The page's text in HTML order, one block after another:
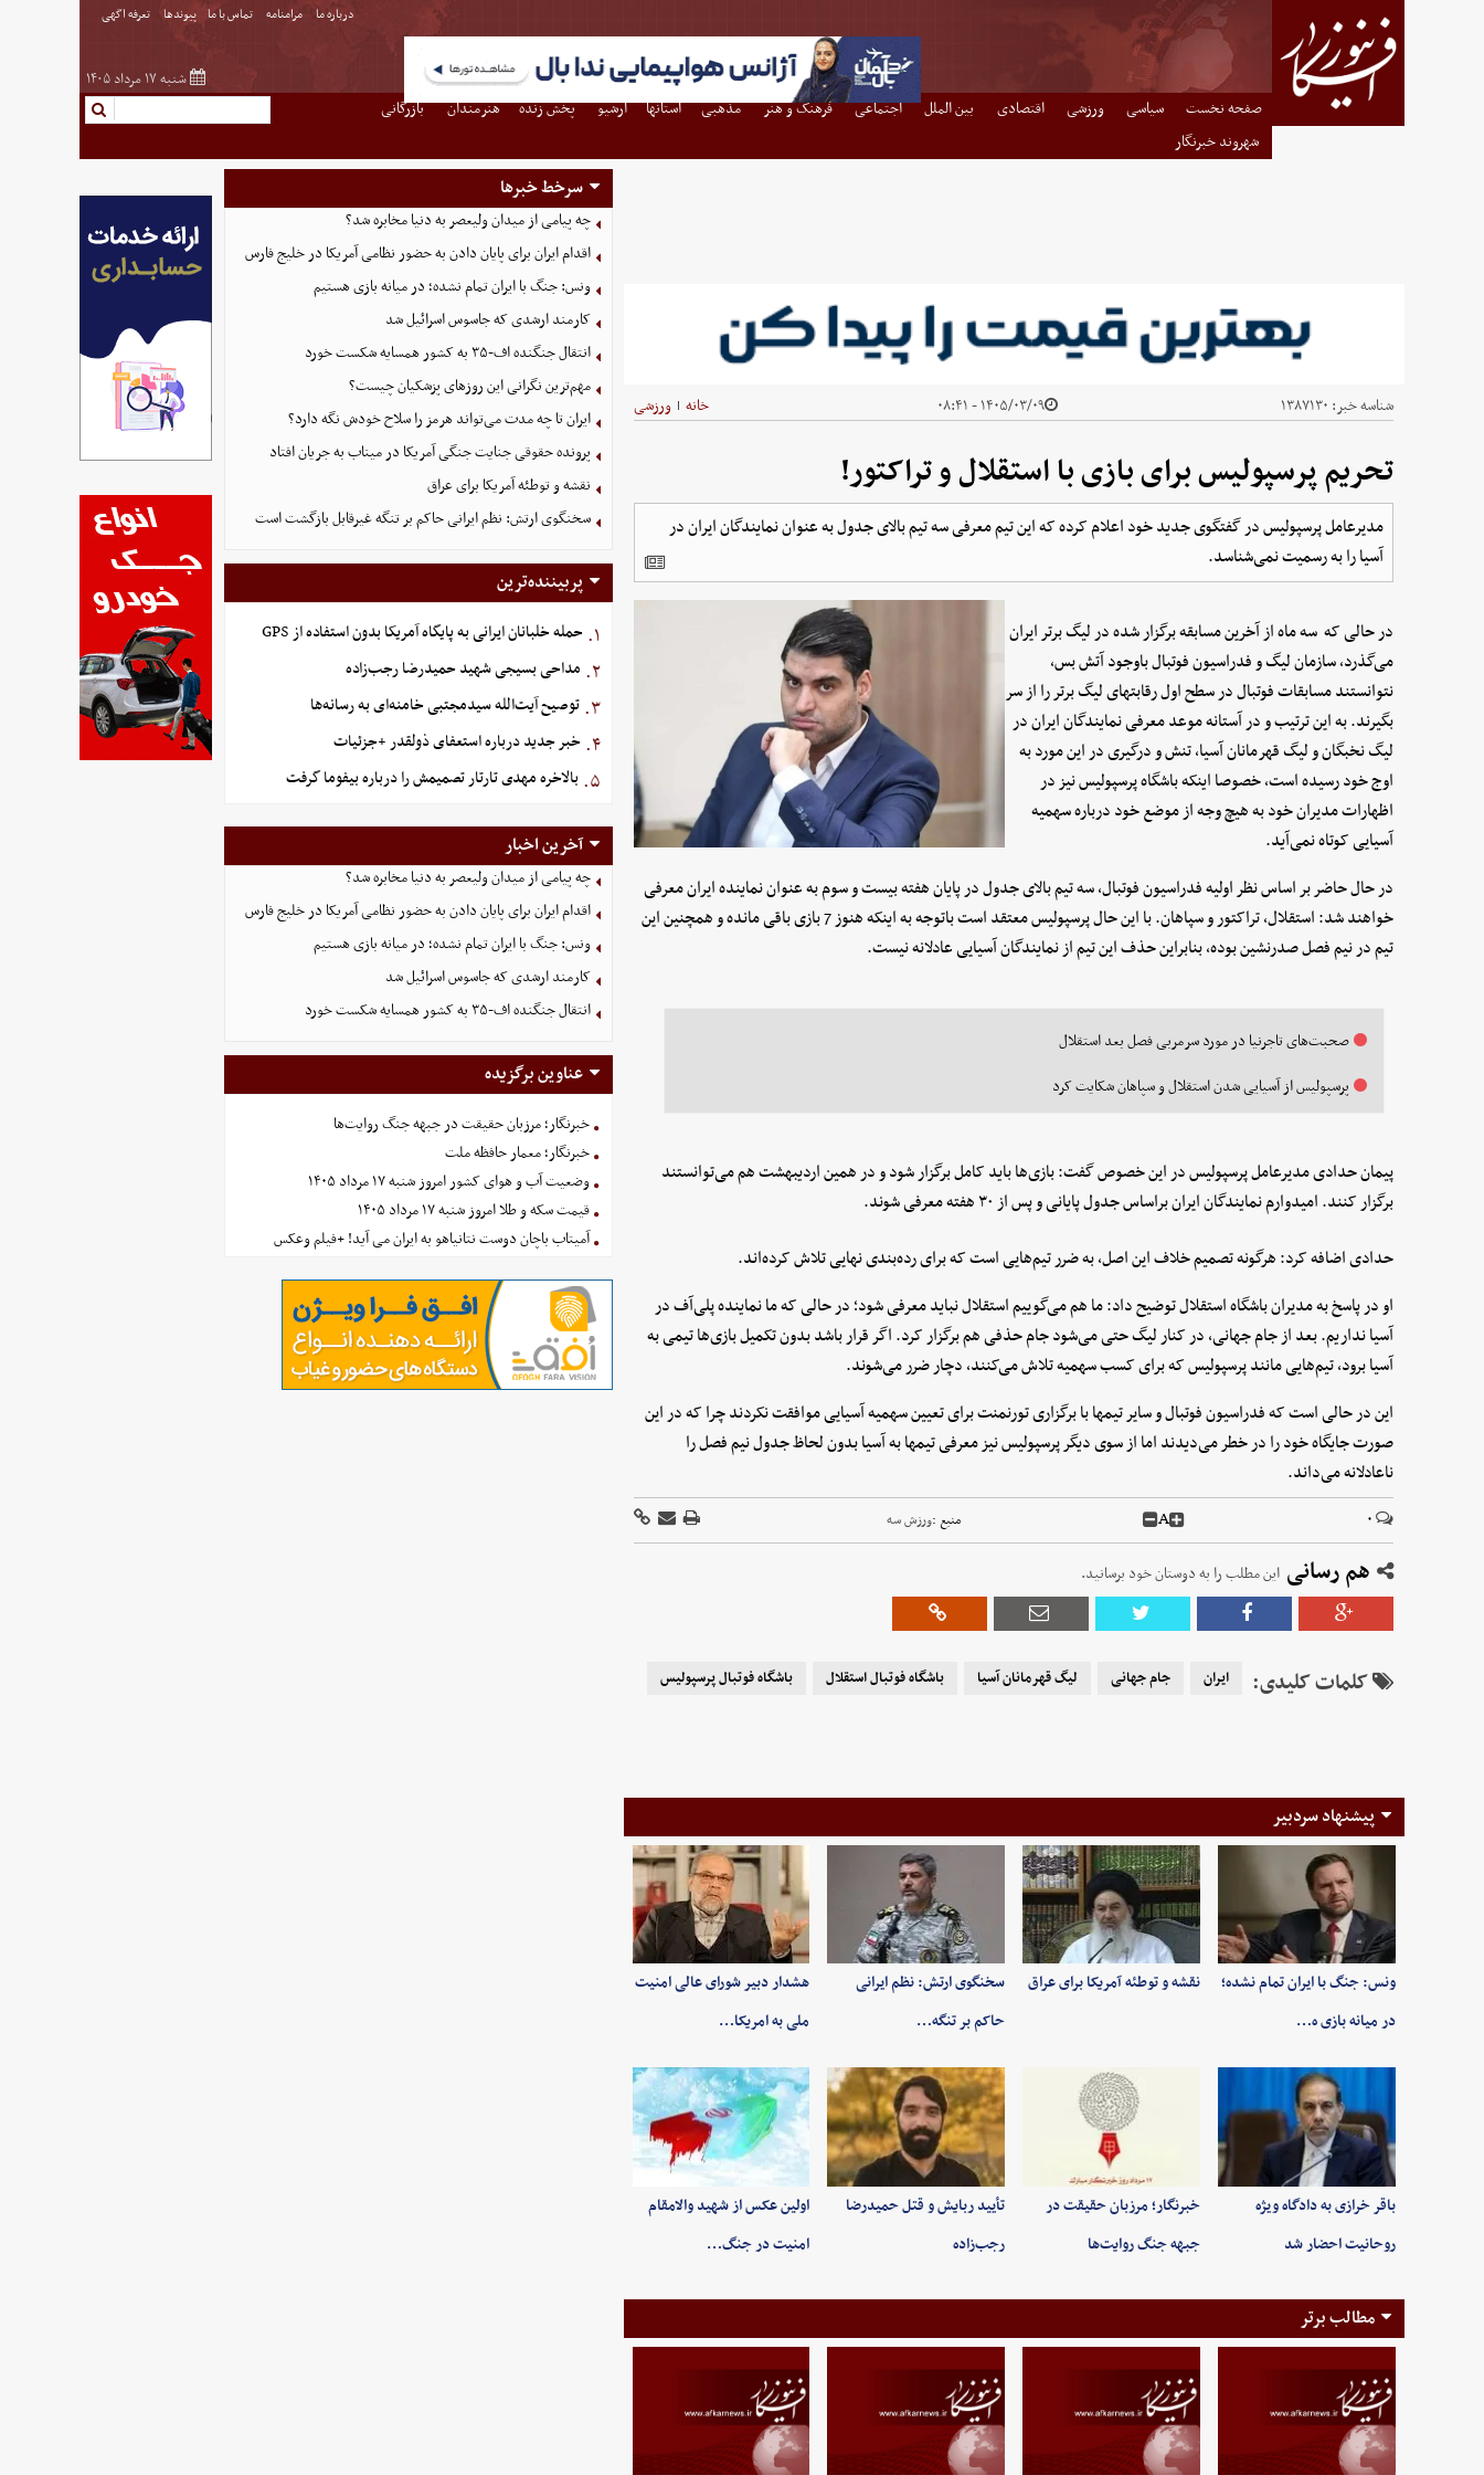
درباره ما مرامنامه تماس با ما پیوندها تعرفه اگهی
شنبه ۱۷ مرداد ۱۴۰۵
صفحه نخست سیاسی ورزشی اقتصادی بین الملل اجتماعی فرهنگ و هنر مذهبی استانها آرشیو پخش زنده هنرمندان
بازرگانی
شهروند خبرنگار
شناسه خبر: ۱۳۸۷۱۳۰ ۱۴۰۵/۰۳/۰۹ - ۰۸:۴۱ خانه | ورزشی
تحریم پرسپولیس برای بازی با استقلال و تراکتور!
مدیرعامل پرسپولیس در گفتگوی جدید خود اعلام کرده که این تیم معرفی سه تیم بالای جدول به عنوان نمایندگان ایران در
آسیا را به رسمیت نمی‌شناسد.
در حالی که سه ماه از آخرین مسابقه برگزار شده در لیگ برتر ایران
می‌گذرد، سازمان لیگ و فدراسیون فوتبال باوجود آتش بس،
نتوانستند مسابقات فوتبال در سطح اول رقابتهای لیگ برتر را از سر
بگیرند. به این ترتیب و در آستانه موعد معرفی نمایندگان ایران در
لیگ نخبگان و لیگ قهرمانان آسیا، تنش و درگیری در این مورد به
اوج خود رسیده است، خصوصا اینکه باشگاه پرسپولیس نیز در
اظهارات مدیران خود به هیچ وجه از موضع خود درباره سهمیه
آسیایی کوتاه نمی‌آید.
در حال حاضر بر اساس نظر اولیه فدراسیون فوتبال، سه تیم بالای جدول در پایان هفته بیست و سوم به عنوان نماینده ایران معرفی
خواهند شد: استقلال، تراکتور و سپاهان. با این حال پرسپولیس معتقد است باتوجه به اینکه هنوز 7 بازی باقی مانده و همچنین این
تیم در نیم فصل صدرنشین بوده، بنابراین حذف این تیم از نمایندگان آسیایی عادلانه نیست.
صحبت‌های تاجرنیا در مورد سرمربی فصل بعد استقلال
پرسپولیس از آسیایی شدن استقلال و سپاهان شکایت کرد
پیمان حدادی مدیرعامل پرسپولیس در این خصوص گفت: بازی‌ها باید کامل برگزار شود و در همین اردیبهشت هم می‌توانستند
برگزار کنند. امیدوارم نمایندگان ایران براساس جدول پایانی و پس از ۳۰ هفته معرفی شوند.
حدادی اضافه کرد: هرگونه تصمیم خلاف این اصل، به ضرر تیم‌هایی است که برای رده‌بندی نهایی تلاش کرده‌اند.
او در پاسخ به مدیران باشگاه استقلال توضیح داد: ما هم می‌گوییم استقلال نباید معرفی شود؛ در حالی که ما نماینده پلی‌آف در
آسیا نداریم. بعد از جام جهانی، در کنار لیگ حتی می‌شود جام حذفی هم برگزار کرد. اگر قرار باشد بدون تکمیل بازی‌ها تیمی به
آسیا برود، تیم‌هایی مانند پرسپولیس که برای کسب سهمیه تلاش می‌کنند، دچار ضرر می‌شوند.
این در حالی است که فدراسیون فوتبال و سایر تیمها با برگزاری تورنمنت برای تعیین سهمیه آسیایی موافقت نکردند چرا که در این
صورت جایگاه خود را در خطر می‌دیدند اما از سوی دیگر پرسپولیس نیز معرفی تیمها به آسیا بدون لحاظ جدول نیم فصل را
ناعادلانه می‌داند.
۰ A منبع :ورزش سه
هم رسانی این مطلب را به دوستان خود برسانید.
کلمات کلیدی: ایران جام جهانی لیگ قهرمانان آسیا باشگاه فوتبال استقلال باشگاه فوتبال پرسپولیس
پیشنهاد سردبیر
ونس: جنگ با ایران تمام نشده؛
در میانه بازی ه…
نقشه و توطئه آمریکا برای عراق
سخنگوی ارتش: نظم ایرانی
حاکم بر تنگه…
هشدار دبیر شورای عالی امنیت
ملی به امریکا…
باقر خرازی به دادگاه ویژه
روحانیت احضار شد
خبرنگار؛ مرزبان حقیقت در
جبهه جنگ روایت‌ها
تأیید ربایش و قتل حمیدرضا
رجب‌زاده
اولین عکس از شهید والامقام
امنیت در جنگ…
مطالب برتر
سرخط خبرها
چه پیامی از میدان ولیعصر به دنیا مخابره شد؟
اقدام ایران برای پایان دادن به حضور نظامی آمریکا در خلیج فارس
ونس: جنگ با ایران تمام نشده؛ در میانه بازی هستیم
کارمند ارشدی که جاسوس اسرائیل شد
انتقال جنگنده اف-۳۵ به کشور همسایه شکست خورد
مهم‌ترین نگرانی‌ این روزهای پزشکیان چیست؟
ایران تا چه مدت می‌تواند هرمز را سلاح خودش نگه دارد؟
پرونده حقوقی جنایت جنگی آمریکا در میناب به جریان افتاد
نقشه و توطئه آمریکا برای عراق
سخنگوی ارتش: نظم ایرانی حاکم بر تنگه غیرقابل بازگشت است
پربیننده‌ترین
۱. حمله خلبانان ایرانی به پایگاه آمریکا بدون استفاده از GPS
۲. مداحی بسیجی شهید حمیدرضا رجب‌زاده
۳. توصیح آیت‌الله سیدمجتبی خامنه‌ای به رسانه‌ها
۴. خبر جدید درباره استعفای ذولقدر +جزئیات
۵. بالاخره مهدی تارتار تصمیمش را درباره بیفوما گرفت
آخرین اخبار
چه پیامی از میدان ولیعصر به دنیا مخابره شد؟
اقدام ایران برای پایان دادن به حضور نظامی آمریکا در خلیج فارس
ونس: جنگ با ایران تمام نشده؛ در میانه بازی هستیم
کارمند ارشدی که جاسوس اسرائیل شد
انتقال جنگنده اف-۳۵ به کشور همسایه شکست خورد
عناوین برگزیده
خبرنگار؛ مرزبان حقیقت در جبهه جنگ روایت‌ها
خبرنگار؛ معمار حافظه ملت
وضعیت آب و هوای کشور امروز شنبه ۱۷ مرداد ۱۴۰۵
قیمت سکه و طلا امروز شنبه ۱۷ مرداد ۱۴۰۵
آمیتاب باچان دوست نتانیاهو به ایران می آید! +فیلم وعکس